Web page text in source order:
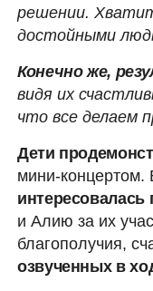
решении.
достойными
Конечно же,
видя их
что все делаем
Дети
мини-концертом.
и Алию за их
благополучия,
озвученных в